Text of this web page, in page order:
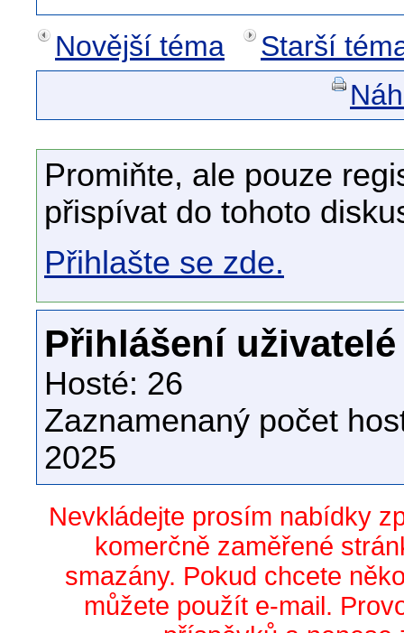
Novější téma
Starší
Promiňte, ale pouze
přispívat do tohoto
Přihlašte se zde.
Přihlášení uživatelé
Hosté: 26
Zaznamenaný počet
2025
Nevkládejte prosím nabídky
komerčně zaměřené
smazány. Pokud chcete
můžete použít e-mail.